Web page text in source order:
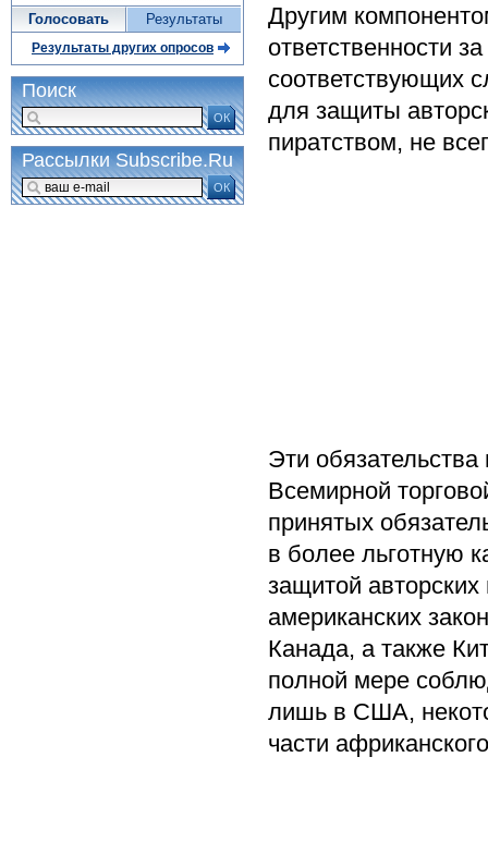
Другим
ответственности
соответствующих
для защиты
пиратством, не
Эти
Всемирной
принятых
в более льготную
защитой
американских
Канада, а также
полной мере
лишь в США,
части
Голосовать Результаты
Результаты других опросов
Поиск
ОК
Рассылки Subscribe.Ru
ОК